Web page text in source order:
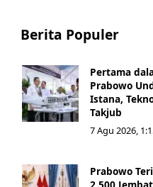
Berita Populer
Pertama
Prabowo
Istana,
Takjub
7 Agu 2026,
Prabowo